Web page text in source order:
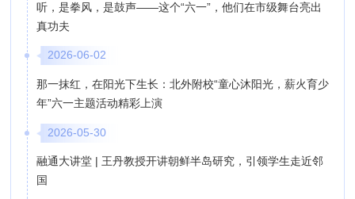
听，是拳风，是鼓声——这个“六一”，他们在市级舞台亮出
真功夫
2026-06-02
那一抹红，在阳光下生长：北外附校“童心沐阳光，薪火育少
年”六一主题活动精彩上演
2026-05-30
融通大讲堂 | 王丹教授开讲朝鲜半岛研究，引领学生走近邻
国